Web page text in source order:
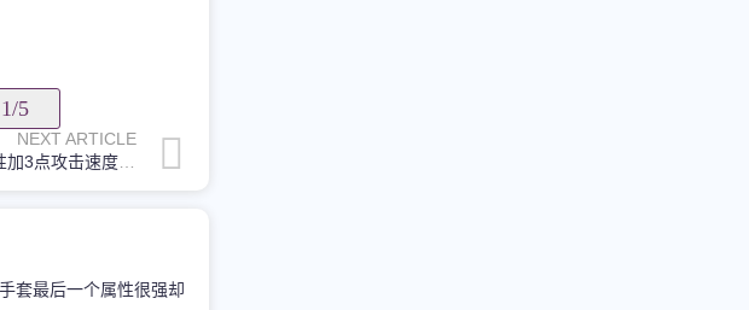
1/5
NEXT ARTICLE
传说私服盔甲可以拥有的三种特殊属性加3点攻击速度太强悍
套最后一个属性很强却